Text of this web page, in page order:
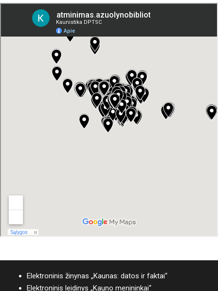
Elektroninis žinynas „Kaunas: datos ir faktai“
Elektroninis leidinys „Kauno menininkai“